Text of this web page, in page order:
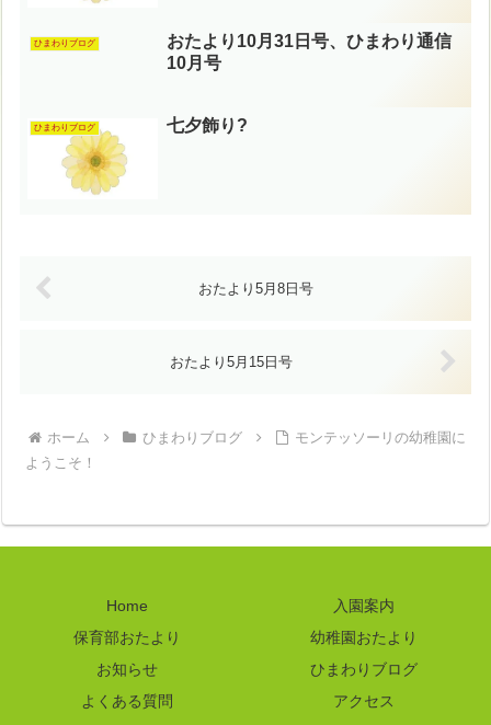
ひまわりブログ
おたより10月31日号、ひまわり通信
10月号
ひまわりブログ 七夕飾り?
おたより5月8日号
おたより5月15日号
ホーム ひまわりブログ
モンテッソーリの幼稚園に
ようこそ！
Home
入園案内
保育部おたより
幼稚園おたより
お知らせ
ひまわりブログ
よくある質問
アクセス